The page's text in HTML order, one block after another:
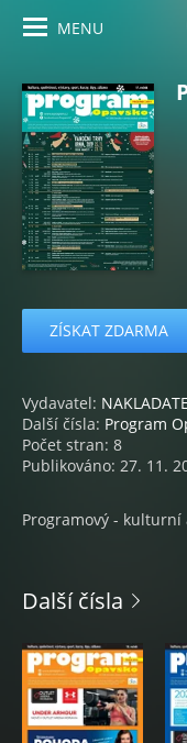
MENU
ZÍSKAT ZDARMA
Vydavatel:
Další čísla: Program
Počet stran: 8
Publikováno: 27. 11.
Programový -
Další čísla